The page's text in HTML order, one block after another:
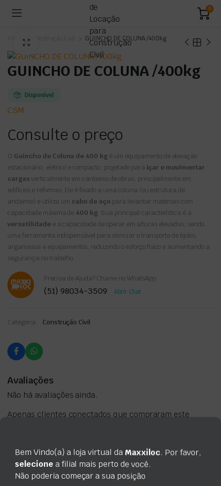
0
GUINCHO DE COLUNA /400kg
GUINCHO DE COLUNA /400kg
Disponível
CSM
Consulte o preço
O Guincho de Coluna de 400 kg é um equipamento de elevação
estacionário, elétrico e compacto, projetado para içar e movimentar
cargasverticalmente em canteiros de obras, principalmente em
edifícios e reformas. Ele é fixado a uma coluna (ou estrutura de
andaime) e utiliza um cabo de aço para levantar materiais com
capacidade máxima de 400 kg . Sua principal característica é a
versatilidadee a capacidade de operar em alturas elevadas, sendo
uma ferramenta indispensável para otimizar o transporte de tijolos,
argamassa e equipamentos, reduzindo o esforço físico e aumentando a
segurança no trabalho.
Precisa de Ajuda? Chame no WhatsApp:
(51) 98034-3509 Abrir Chat
Categoria: Construção Civil
Avaliações
Não há avaliações ainda.
Apenas clientes conectados que compraram este
Descrição Informação adicional Marca
O Guicho de Coluna da CSM foi projeto construtivo é simples
Bem Vindo(a) a loja virtual da Maxxiloc. Por favor,
selecione a filial mais perto de você.
Não poderia começar a sua posição